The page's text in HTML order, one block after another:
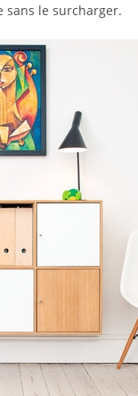
sans le surcharger.